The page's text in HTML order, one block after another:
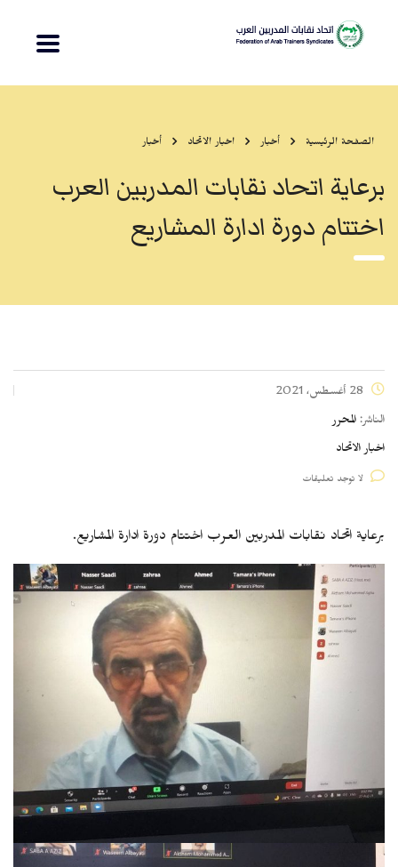
الصفحة الرئيسية أخبار اخبار الاتحاد أخبار
برعاية اتحاد نقابات المدربين العرب
اختتام دورة ادارة المشاريع
الناشر: المحرر
اخبار الاتحاد
لا توجد تعليقات
برعاية اتحاد نقابات المدربين العرب اختتام دورة ادارة المشاريع.